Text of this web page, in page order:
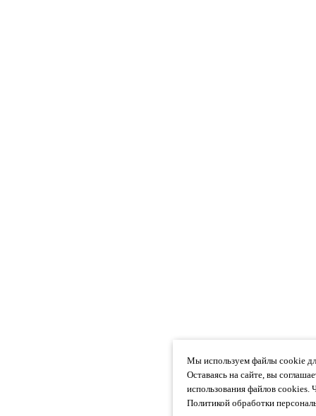
Мы используем файлы cookie
Оставаясь на сайте, вы
использования файлов cookies.
Политикой обработки